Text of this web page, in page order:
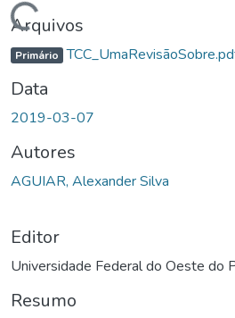
Arquivos
Primário
Data
2019-03-07
Autores
AGUIAR, Alexander Silva
Editor
Universidade Federal do Oeste do
Resumo